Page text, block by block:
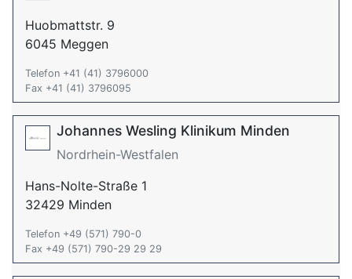
Huobmattstr. 9
6045 Meggen
Telefon +41 (41) 3796000
Fax +41 (41) 3796095
Johannes Wesling Klinikum Minden
Nordrhein-Westfalen
Hans-Nolte-Straße 1
32429 Minden
Telefon +49 (571) 790-0
Fax +49 (571) 790-29 29 29